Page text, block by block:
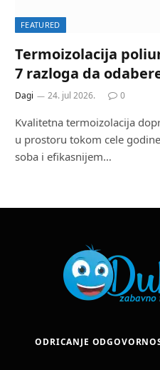
FEATURED
Termoizolacija
7 razloga da
Dagi 24. jul 2026. 0
Kvalitetna termoizolacija
u prostoru tokom cele
soba i efikasnijem…
ODRICANJE